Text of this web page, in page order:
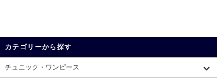
カテゴリーから探す
チュニック・ワンピース